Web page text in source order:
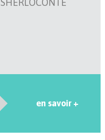
SHERLOCONTE
en savoir +